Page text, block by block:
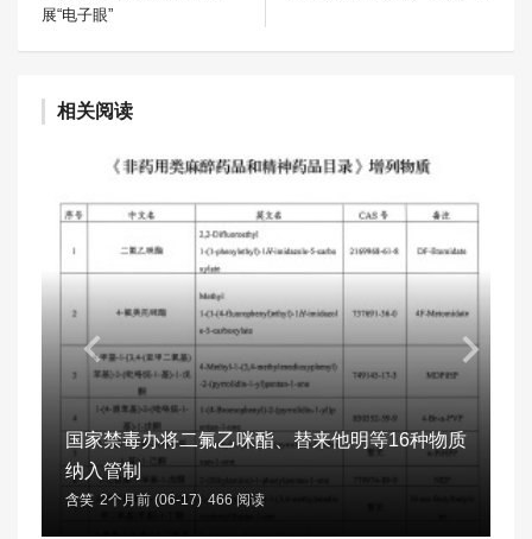
展“电子眼”
相关阅读
国家禁毒办将二氟乙咪酯、替来他明等16种物质
纳入管制
含笑 2个月前 (06-17) 466 阅读